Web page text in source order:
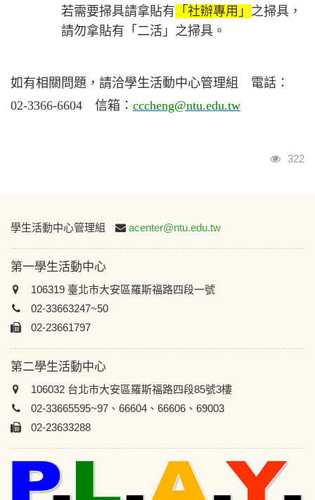
若需要掃具請拿貼有 「社辦專用」 之掃具，
請勿拿貼有「二活」之掃具。
如有相關問題，請洽學生活動中心管理組 電話：
02-3366-6604 信箱： cccheng@ntu.edu.tw
瀏覽
322
:::
學生活動中心管理組 acenter@ntu.edu.tw
第一學生活動中心
106319 臺北市大安區羅斯福路四段一號
02-33663247~50
02-23661797
第二學生活動中心
106032 台北市大安區羅斯福路四段85號3樓
02-33665595~97、66604、66606、69003
02-23633288